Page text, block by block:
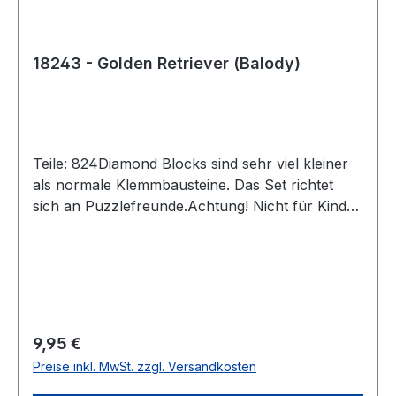
18243 - Golden Retriever (Balody)
Teile: 824Diamond Blocks sind sehr viel kleiner
als normale Klemmbausteine. Das Set richtet
sich an Puzzlefreunde.Achtung! Nicht für Kinder
ProduktsicherheitHerstellerinformationen:Balody
; SHANTOU LIANGAO TOY INDUSTRY CO.,
LTD.Laoxi di,Toufen，next to the precinct of
Regulärer Preis:
9,95 €
Preise inkl. MwSt. zzgl. Versandkosten